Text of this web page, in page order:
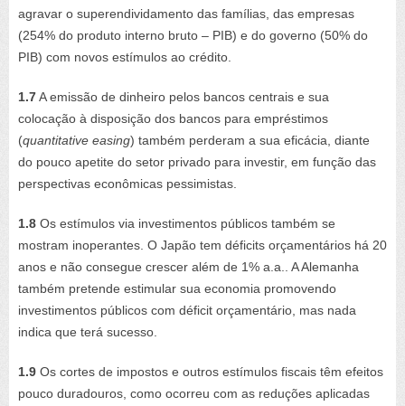
agravar o superendividamento das famílias, das empresas
(254% do produto interno bruto – PIB) e do governo (50% do
PIB) com novos estímulos ao crédito.
1.7A emissão de dinheiro pelos bancos centrais e sua
colocação à disposição dos bancos para empréstimos
(quantitative easing) também perderam a sua eficácia, diante
do pouco apetite do setor privado para investir, em função das
perspectivas econômicas pessimistas.
1.8 Os estímulos via investimentos públicos também se
mostram inoperantes. O Japão tem déficits orçamentários há 20
anos e não consegue crescer além de 1% a.a.. A Alemanha
também pretende estimular sua economia promovendo
investimentos públicos com déficit orçamentário, mas nada
indica que terá sucesso.
1.9 Os cortes de impostos e outros estímulos fiscais têm efeitos
pouco duradouros, como ocorreu com as reduções aplicadas